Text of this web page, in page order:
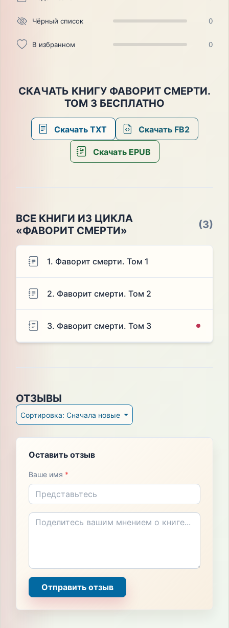
Чёрный список 0
В избранном 0
СКАЧАТЬ КНИГУ ФАВОРИТ СМЕРТИ.
ТОМ 3 БЕСПЛАТНО
Скачать TXT Скачать FB2
Скачать EPUB
ВСЕ КНИГИ ИЗ ЦИКЛА
«ФАВОРИТ СМЕРТИ»
(3)
1. Фаворит смерти. Том 1
2. Фаворит смерти. Том 2
3. Фаворит смерти. Том 3
ОТЗЫВЫ
Сортировка: Сначала новые
Оставить отзыв
Ваше имя *
Отправить отзыв